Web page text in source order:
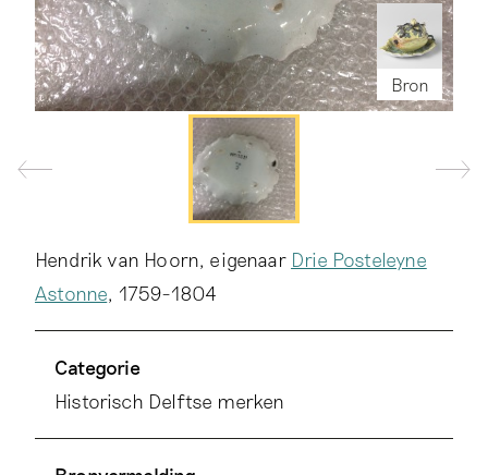
Bron
Hendrik van Hoorn, eigenaar Drie Posteleyne
Astonne, 1759-1804
Categorie
Historisch Delftse merken